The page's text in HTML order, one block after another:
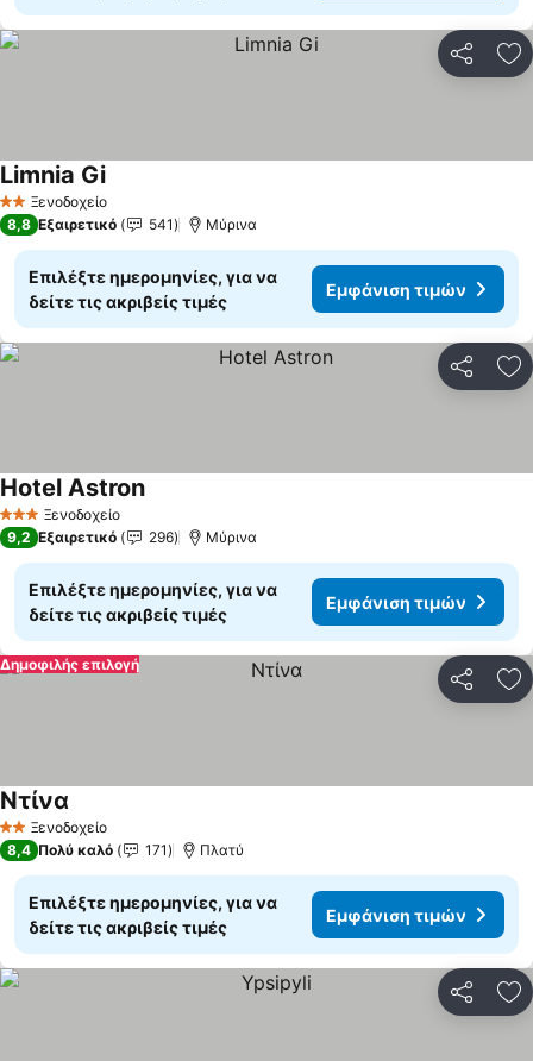
2 ΑστέριαΞενοδοχείο
Limnia GiΕμφάνιση τιμών
8,8 Εξαιρετικό 541 Μύρινα
Επιλέξτε ημερομηνίες, για να
δείτε τις ακριβείς τιμές
Εμφάνιση τιμών
3 ΑστέριαΞενοδοχείο
Hotel AstronΕμφάνιση τιμών
9,2 Εξαιρετικό 296 Μύρινα
Επιλέξτε ημερομηνίες, για να
δείτε τις ακριβείς τιμές
Εμφάνιση τιμών
Δημοφιλής επιλογή
2 ΑστέριαΞενοδοχείο
Ντίνα
8,4 Πολύ καλό 171 Πλατύ
Επιλέξτε ημερομηνίες, για να
δείτε τις ακριβείς τιμές
Εμφάνιση τιμών